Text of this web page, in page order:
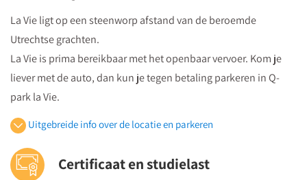
La Vie ligt op een steenworp afstand van de beroemde
Utrechtse grachten.
La Vie is prima bereikbaar met het openbaar vervoer. Kom je
liever met de auto, dan kun je tegen betaling parkeren in Q-
park la Vie.
Je volgt vanuit Utrecht Centraal Station de bewegwijzeringborden
Uitgebreide info over de locatie en parkeren
Certificaat en studielast